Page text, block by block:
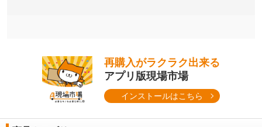
再購入がラクラク出来る
アプリ版現場市場
インストールはこちら